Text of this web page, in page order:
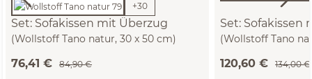
Set: Sofakissen mit Überzug
(Wollstoff Tano natur, 30 x 50 cm)
+30
76,41 € 84,90 €
Set: Sofakissen
(Wollstoff Tano
120,60 € 134,00 €